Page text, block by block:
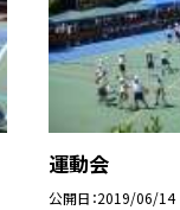
運動会
公開日 2019/06/14